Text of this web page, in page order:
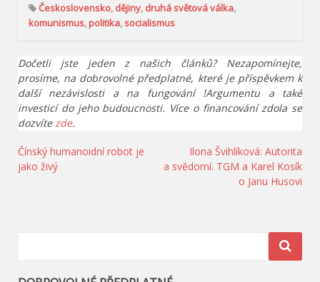
Československo, dějiny, druhá světová válka,
komunismus,politika,socialismus
Dočetli jste jeden z našich článků? Nezapomínejte,
prosíme, na dobrovolné předplatné, které je příspěvkem k
další nezávislosti a na fungování !Argumentu a také
investicí do jeho budoucnosti. Více o financování zdola se
dozvítezde.
Navigace
pro
Čínský humanoidní robot je
jako živý
Ilona Švihlíková: Autorita
a svědomí. TGM a Karel Kosík
o Janu Husovi